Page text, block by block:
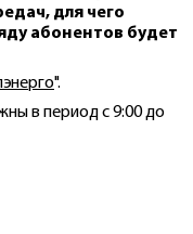
для чего
абонентов будет
".
в период с 9:00 до